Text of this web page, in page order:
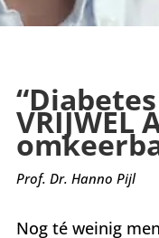
VRIJWEL
Prof. Dr. Hanno Pijl
Nog té weinig